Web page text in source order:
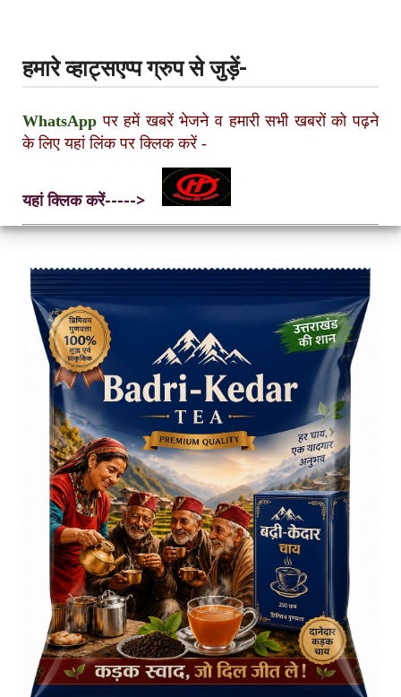
हमारे व्हाट्सएप्प ग्रुप से जुड़ें-
WhatsApp पर हमें खबरें भेजने व हमारी सभी खबरों को पढ़ने
के लिए यहां लिंक पर क्लिक करें -
यहां क्लिक करें----->